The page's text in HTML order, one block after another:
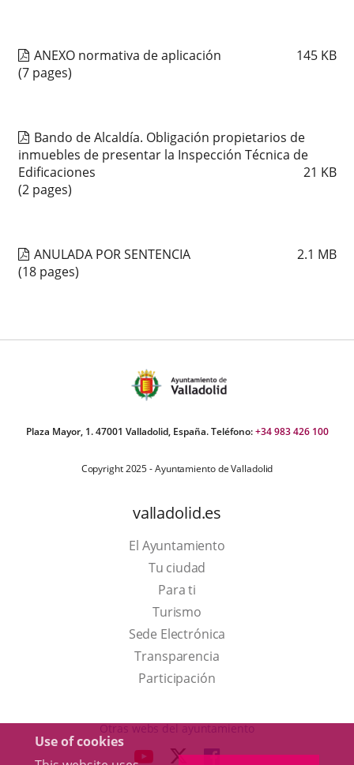
Use of cookies
ANEXO normativa de aplicación 145 KB
(7 pages)
Bando de Alcaldía. Obligación propietarios de
inmuebles de presentar la Inspección Técnica de
Edificaciones
21 KB
(2 pages)
ANULADA POR SENTENCIA 2.1 MB
(18 pages)
Plaza Mayor, 1. 47001 Valladolid, España. Teléfono:+34 983 426 100
Copyright 2025 - Ayuntamiento de Valladolid
valladolid.es
El Ayuntamiento
Tu ciudad
Para ti
TurismoThis
link
will
open
a
Sede Electrónica
Transparencia
Participación
Otras webs del ayuntamiento
LINK LINKLINK